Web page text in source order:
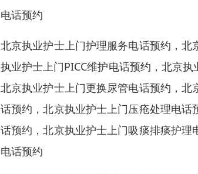
电话预约
北京执业护士上门护理服务电话预约，
执业护士上门PICC维护电话预约，北京
北京执业护士上门更换尿管电话预约，
话预约，北京执业护士上门压疮处理电
话预约，北京执业护士上门吸痰排痰护
电话预约